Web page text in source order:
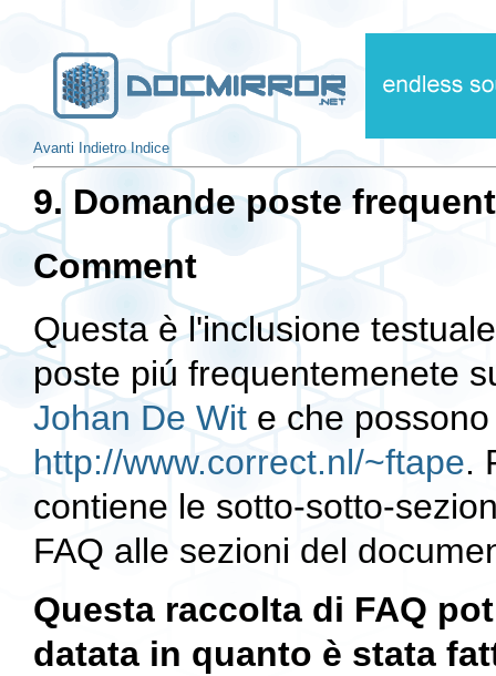
Avanti Indietro Indice
9. Domande poste
Comment
Questa è l'inclusione
poste piú frequentemenete
Johan De Wit e che
http://www.correct.nl/~ftape.
contiene le sotto-sotto-
FAQ alle sezioni del
Questa raccolta di FAQ
datata in quanto è stata